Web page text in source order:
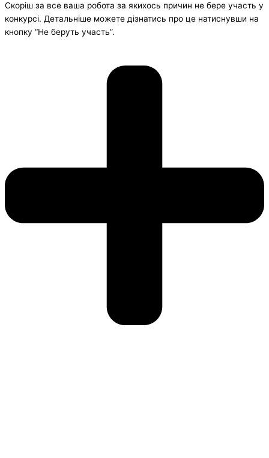
Скоріш за все ваша робота за якихось причин не бере участь у
конкурсі. Детальніше можете дізнатись про це натиснувши на
кнопку “Не беруть участь”.